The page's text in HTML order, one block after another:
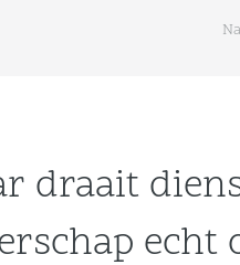
draait
echt